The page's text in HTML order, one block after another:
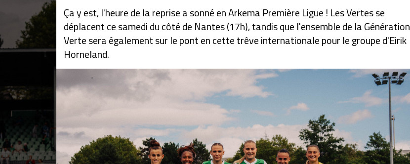
Ça y est, l'heure de la reprise a sonné en Arkema Première Ligue ! Les Vertes se
déplacent ce samedi du côté de Nantes (17h), tandis que l'ensemble de la Génération
Verte sera également sur le pont en cette trêve internationale pour le groupe d'Eirik
Horneland.